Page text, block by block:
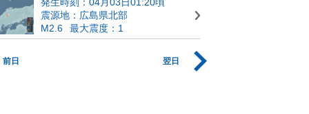
震源地：広島県北部
M2.6
最大震度：1
前日 翌日